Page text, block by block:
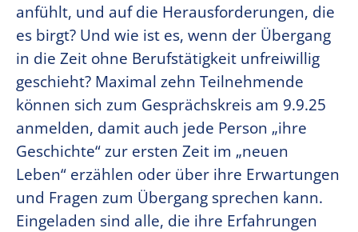
anfühlt, und auf die Herausforderungen, die
es birgt? Und wie ist es, wenn der Übergang
in die Zeit ohne Berufstätigkeit unfreiwillig
geschieht? Maximal zehn Teilnehmende
können sich zum Gesprächskreis am 9.9.25
anmelden, damit auch jede Person „ihre
Geschichte“ zur ersten Zeit im „neuen
Leben“ erzählen oder über ihre Erwartungen
und Fragen zum Übergang sprechen kann.
Eingeladen sind alle, die ihre Erfahrungen